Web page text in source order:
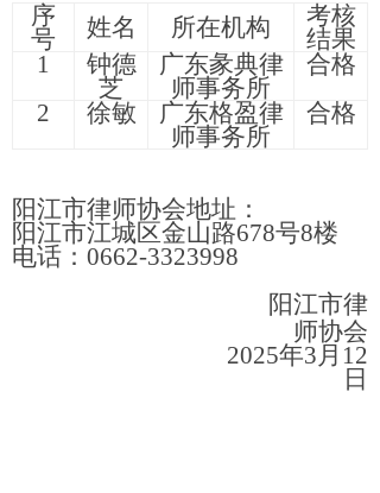
序
号
姓名 所在机构
考核
结果
1
钟德
芝
广东彖典律
师事务所
合格
2
徐敏
广东格盈律
师事务所
合格
阳江市律师协会地址：
阳江市江城区金山路678号8楼
电话：0662-3323998
阳江市律
师协会
2025年3月12
日